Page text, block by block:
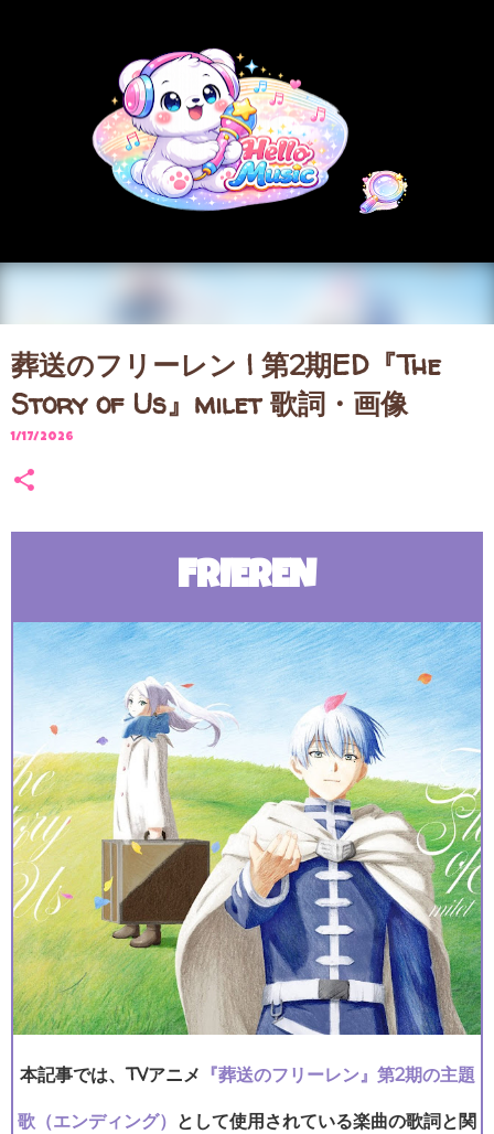
葬送のフリーレン | 第2期ED『The
Story of Us』milet 歌詞・画像
1/17/2026
FRIEREN
本記事では、TVアニメ 『葬送のフリーレン』第2期の主題
歌（エンディング） として使用されている楽曲の歌詞と関